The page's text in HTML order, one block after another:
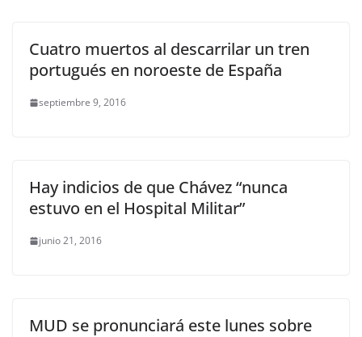
Cuatro muertos al descarrilar un tren
portugués en noroeste de España
septiembre 9, 2016
Hay indicios de que Chávez “nunca
estuvo en el Hospital Militar”
junio 21, 2016
MUD se pronunciará este lunes sobre